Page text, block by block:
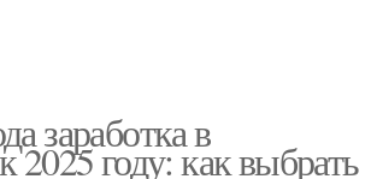
заработка в
2025 году: как выбрать